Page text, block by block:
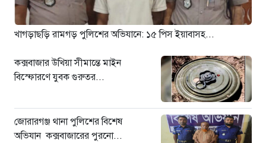
“ইলিয়াস আলীকে অপহরণ-হত্যা
মামলা: সাইফুর রহমান গ্রেপ্তার হচ্ছেন”
খাগড়াছড়ি রামগড় পুলিশের অভিযানে: ১৫ পিস ইয়াবাসহ...
কক্সবাজার উখিয়া সীমান্তে মাইন
বিস্ফোরণে যুবক গুরুতর...
জোরারগঞ্জ থানা পুলিশের বিশেষ
অভিযান কক্সবাজারের পুরনো...